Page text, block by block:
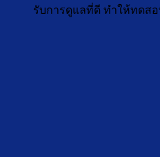
รับการดูแลที่ดี ทำให้ทดส